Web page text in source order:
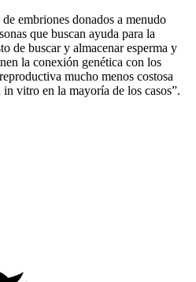
embriones donados a menudo
que buscan ayuda para la
de buscar y almacenar esperma y
la conexión genética con los
mucho menos costosa
vitro en la mayoría de los casos”.